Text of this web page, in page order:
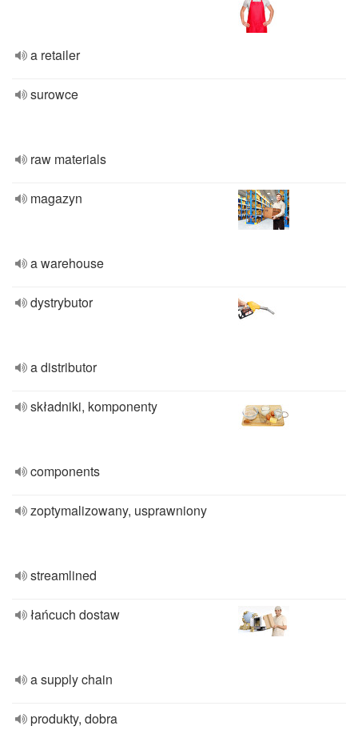
a retailer
surowce
raw materials
magazyn
a warehouse
dystrybutor
a distributor
składniki, komponenty
components
zoptymalizowany, usprawniony
streamlined
łańcuch dostaw
a supply chain
produkty, dobra